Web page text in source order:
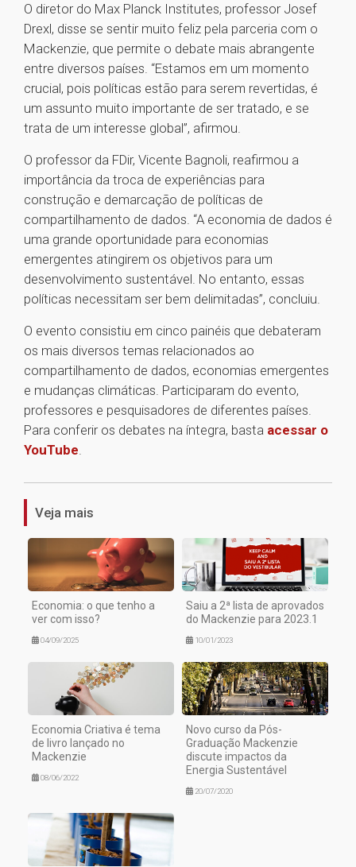
O diretor do Max Planck Institutes, professor Josef
Drexl, disse se sentir muito feliz pela parceria com o
Mackenzie, que permite o debate mais abrangente
entre diversos países. “Estamos em um momento
crucial, pois políticas estão para serem revertidas, é
um assunto muito importante de ser tratado, e se
trata de um interesse global”, afirmou.
O professor da FDir, Vicente Bagnoli, reafirmou a
importância da troca de experiências para
construção e demarcação de políticas de
compartilhamento de dados. “A economia de dados é
uma grande oportunidade para economias
emergentes atingirem os objetivos para um
desenvolvimento sustentável. No entanto, essas
políticas necessitam ser bem delimitadas”, concluiu.
O evento consistiu em cinco painéis que debateram
os mais diversos temas relacionados ao
compartilhamento de dados, economias emergentes
e mudanças climáticas. Participaram do evento,
professores e pesquisadores de diferentes países.
Para conferir os debates na íntegra, basta acessar o
YouTube.
Veja mais
Economia: o que tenho a
ver com isso?
04/09/2025
Saiu a 2ª lista de aprovados
do Mackenzie para 2023.1
10/01/2023
Economia Criativa é tema
de livro lançado no
Mackenzie
08/06/2022
Novo curso da Pós-
Graduação Mackenzie
discute impactos da
Energia Sustentável
20/07/2020